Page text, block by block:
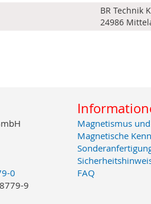
BR Technik
24986
0
9
Magnetismus
Magnetische
FAQ